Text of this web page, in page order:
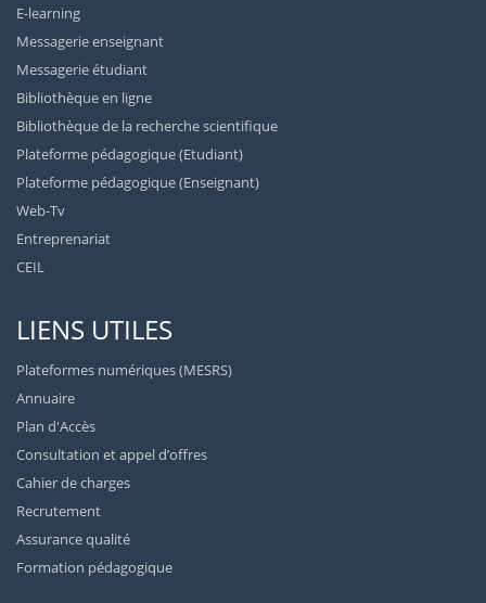
E-learning
Messagerie enseignant
Messagerie étudiant
Bibliothèque en ligne
Bibliothèque de la recherche scientifique
Plateforme pédagogique (Etudiant)
Plateforme pédagogique (Enseignant)
Web-Tv
Entreprenariat
CEIL
LIENS UTILES
Plateformes numériques (MESRS)
Annuaire
Plan d'Accès
Consultation et appel d’offres
Cahier de charges
Recrutement
Assurance qualité
Formation pédagogique